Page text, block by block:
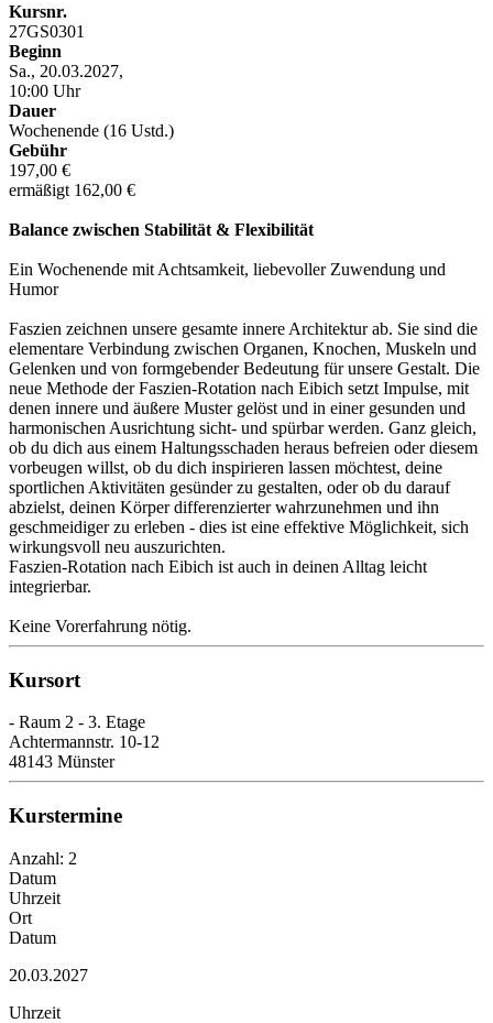
Kursnr.
27GS0301
Beginn
Sa., 20.03.2027,
10:00 Uhr
Dauer
Wochenende (16 Ustd.)
Gebühr
197,00 €
ermäßigt 162,00 €
Balance zwischen Stabilität & Flexibilität
Ein Wochenende mit Achtsamkeit, liebevoller Zuwendung und
Humor
Faszien zeichnen unsere gesamte innere Architektur ab. Sie sind die
elementare Verbindung zwischen Organen, Knochen, Muskeln und
Gelenken und von formgebender Bedeutung für unsere Gestalt. Die
neue Methode der Faszien-Rotation nach Eibich setzt Impulse, mit
denen innere und äußere Muster gelöst und in einer gesunden und
harmonischen Ausrichtung sicht- und spürbar werden. Ganz gleich,
ob du dich aus einem Haltungsschaden heraus befreien oder diesem
vorbeugen willst, ob du dich inspirieren lassen möchtest, deine
sportlichen Aktivitäten gesünder zu gestalten, oder ob du darauf
abzielst, deinen Körper differenzierter wahrzunehmen und ihn
geschmeidiger zu erleben - dies ist eine effektive Möglichkeit, sich
wirkungsvoll neu auszurichten.
Faszien-Rotation nach Eibich ist auch in deinen Alltag leicht
integrierbar.
Keine Vorerfahrung nötig.
Kursort
- Raum 2 - 3. Etage
Achtermannstr. 10-12
48143 Münster
Kurstermine
Anzahl: 2
Datum
Uhrzeit
Ort
Datum
20.03.2027
Uhrzeit